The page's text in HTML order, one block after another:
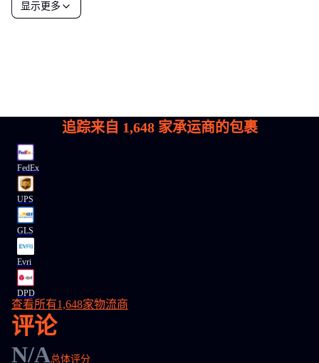
显示更多
追踪来自 1,648家承运商的包裹
FedEx
UPS
GLS
Evri
DPD
查看所有1,648家物流商
评论
N/A总体评分